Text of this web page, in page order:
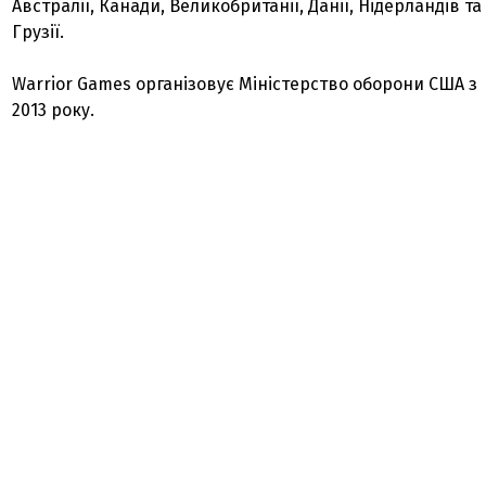
Австралії, Канади, Великобританії, Данії, Нідерландів та
Грузії.
Warrior Games організовує Міністерство оборони США з
2013 року.